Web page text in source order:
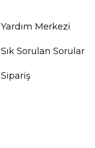
Yardım Merkezi
Sık Sorulan Sorular
Sipariş